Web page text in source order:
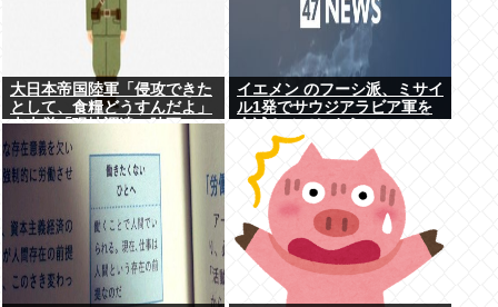
大日本帝国陸軍「侵攻できた
として、食糧どうすんだよ」
大本営「現地調達」陸軍
「え？」
イエメン のフーシ派、ミサイ
ル1発でサウジアラビア軍を